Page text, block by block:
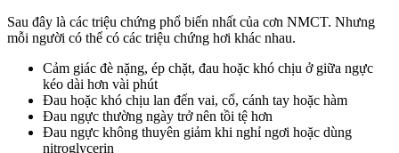
Sau đây là các triệu chứng phổ biến nhất của cơn NMCT. Nhưng
mỗi người có thể có các triệu chứng hơi khác nhau.
Cảm giác đè nặng, ép chặt, đau hoặc khó chịu ở giữa ngực
kéo dài hơn vài phút
Đau hoặc khó chịu lan đến vai, cổ, cánh tay hoặc hàm
Đau ngực thường ngày trở nên tồi tệ hơn
Đau ngực không thuyên giảm khi nghỉ ngơi hoặc dùng
nitroglycerin